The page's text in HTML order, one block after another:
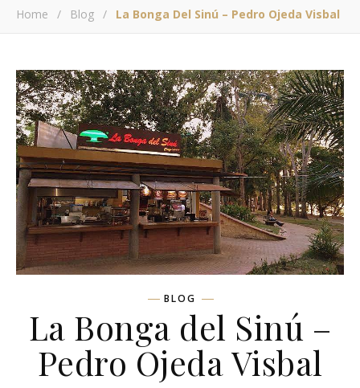
Home / Blog / La Bonga Del Sinú – Pedro Ojeda Visbal
BLOG
La Bonga del Sinú –
Pedro Ojeda Visbal